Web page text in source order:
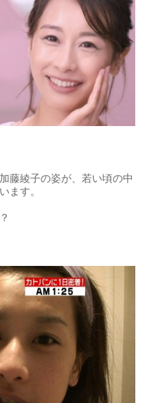
藤綾子の姿が、若い頃の中
ます。